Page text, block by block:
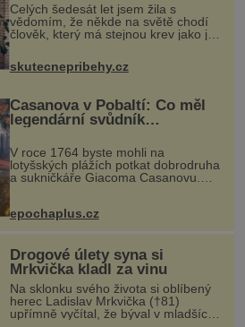
Celých šedesát let jsem žila s
vědomím, že někde na světě chodí
člověk, který má stejnou krev jako já.
Jen jsem si už nedovedla vybavit
jeho tvář. Byli jsme ještě malí, když
jsme s mým o šest let mlad
skutecnepribehy.cz
Casanova v Pobaltí: Co měl
legendární svůdník
společného se svobodnými
zednáři?
V roce 1764 byste mohli na
lotyšských plážích potkat dobrodruha
a sukničkáře Giacoma Casanovu.
Jeho cesta k Baltskému moři však
pracovní cestou se zištnými úmysly.
epochaplus.cz
Drogové úlety syna si
Mrkvička kladl za vinu
Na sklonku svého života si oblíbený
herec Ladislav Mrkvička (†81)
upřímně vyčítal, že býval v mladších